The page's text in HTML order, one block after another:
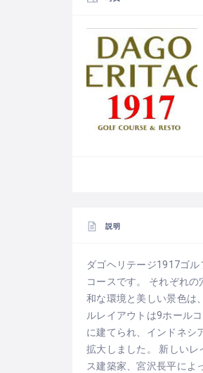
説明
ダゴヘリテージ1917ゴ
コースです。 それぞれ
和な環境と美しい景色は
ルレイアウトは9ホール
に建てられ、インドネシ
拡大しました。 新しい
ス建築家、宮沢長平によ